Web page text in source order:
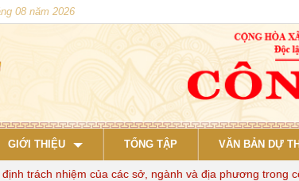
08 năm 2026
GIỚI THIỆU TỔNG TẬP VĂN BẢN DỰ
trách nhiệm của các sở, ngành và địa phương trong công